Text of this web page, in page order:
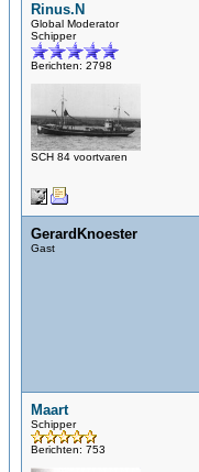
Rinus.N
Global Moderator
Schipper
Berichten: 2798
SCH 84 voortvaren
GerardKnoester
Gast
Maart
Schipper
Berichten: 753